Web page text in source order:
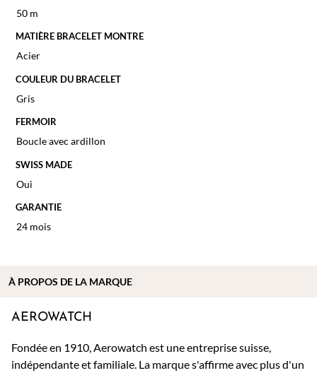
50 m
MATIÈRE BRACELET MONTRE
Acier
COULEUR DU BRACELET
Gris
FERMOIR
Boucle avec ardillon
SWISS MADE
Oui
GARANTIE
24 mois
AEROWATCH
Fondée en 1910, Aerowatch est une entreprise suisse,
indépendante et familiale. La marque s'affirme avec plus d'un
À PROPOS DE LA MARQUE